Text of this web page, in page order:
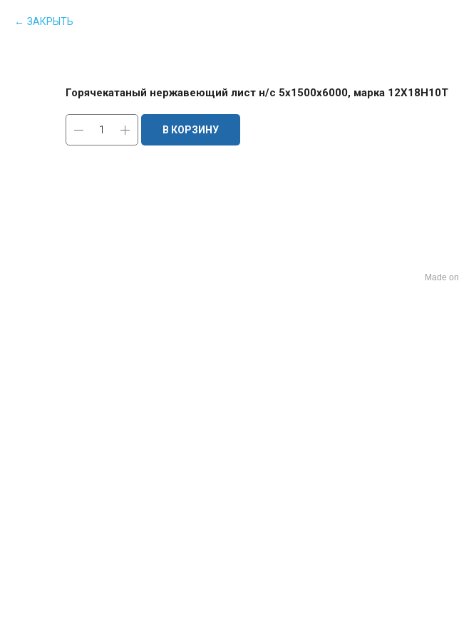
ЗАКРЫТЬ
Горячекатаный нержавеющий лист н/с 5х1500х6000, марка 12Х18Н10Т
В КОРЗИНУ
Made on